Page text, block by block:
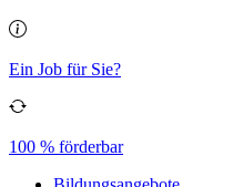
Ein Job für Sie?
100 % förderbar